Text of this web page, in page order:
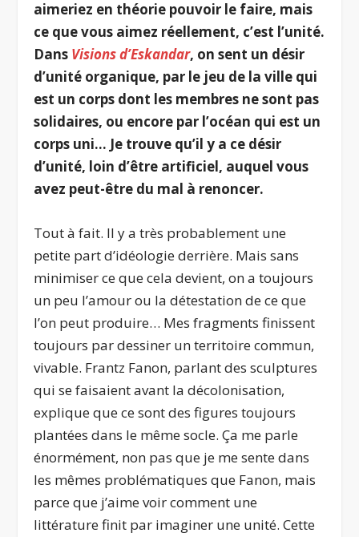
aimeriez en théorie pouvoir le faire, mais
ce que vous aimez réellement, c’est l’unité.
Dans Visions d’Eskandar, on sent un désir
d’unité organique, par le jeu de la ville qui
est un corps dont les membres ne sont pas
solidaires, ou encore par l’océan qui est un
corps uni… Je trouve qu’il y a ce désir
d’unité, loin d’être artificiel, auquel vous
avez peut-être du mal à renoncer.
Tout à fait. Il y a très probablement une
petite part d’idéologie derrière. Mais sans
minimiser ce que cela devient, on a toujours
un peu l’amour ou la détestation de ce que
l’on peut produire… Mes fragments finissent
toujours par dessiner un territoire commun,
vivable. Frantz Fanon, parlant des sculptures
qui se faisaient avant la décolonisation,
explique que ce sont des figures toujours
plantées dans le même socle. Ça me parle
énormément, non pas que je me sente dans
les mêmes problématiques que Fanon, mais
parce que j’aime voir comment une
littérature finit par imaginer une unité. Cette